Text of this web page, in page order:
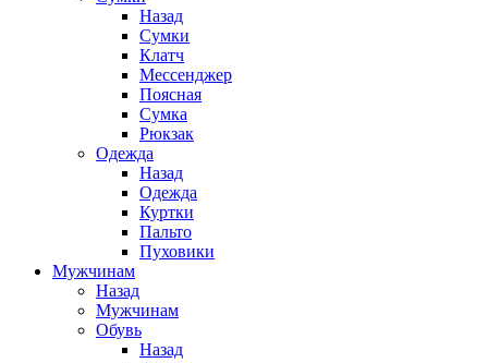
Назад
Cумки
Клатч
Мессенджер
Поясная
Сумка
Рюкзак
Одежда
Назад
Одежда
Куртки
Пальто
Пуховики
Мужчинам
Назад
Мужчинам
Обувь
Назад